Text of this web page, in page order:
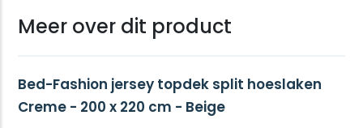
Meer over dit product
Bed-Fashion jersey topdek split hoeslaken
Creme - 200 x 220 cm - Beige